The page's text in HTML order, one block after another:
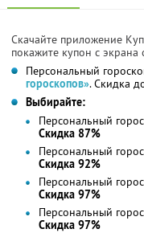
Скачайте приложение
покажите купон с
Персональный
гороскопов». Скидка
Выбирайте:
Персональный
Скидка 87%
Персональный
Скидка 92%
Персональный
Скидка 97%
Персональный
Скидка 97%